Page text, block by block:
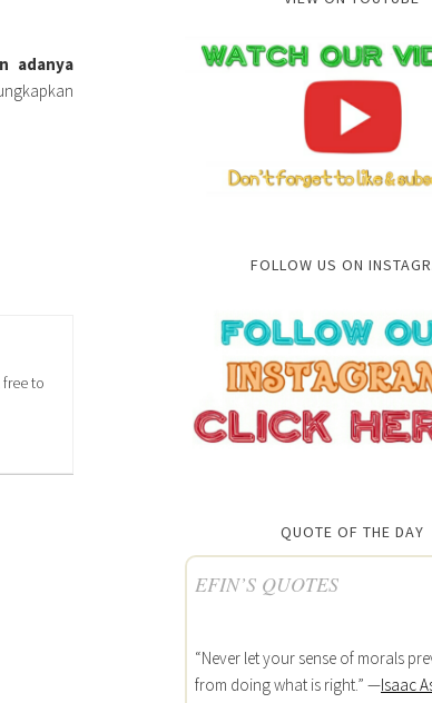
adanya
free to
FOLLOW US ON
QUOTE OF THE DAY
EFIN’S QUOTES
“Never let your sense of morals
from doing what is right.” —Isaac